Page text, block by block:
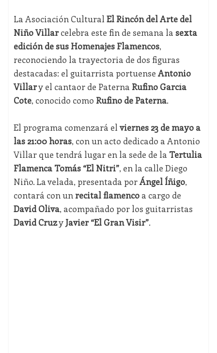
La Asociación Cultural El Rincón del Arte del
Niño Villarcelebra este fin de semana la sexta
edición de sus Homenajes Flamencos,
reconociendo la trayectoria de dos figuras
destacadas: el guitarrista portuense Antonio
Villary el cantaor de Paterna Rufino García
Cote, conocido como Rufino de Paterna.
El programa comenzará el viernes 23 de mayo a
las 21:00 horas, con un acto dedicado a Antonio
Villar que tendrá lugar en la sede de la Tertulia
Flamenca Tomás “El Nitri”, en la calle Diego
Niño. La velada, presentada porÁngel Íñigo,
contará con un recital flamencoa cargo de
David Oliva, acompañado por los guitarristas
David Cruzy Javier “El Gran Visir”.